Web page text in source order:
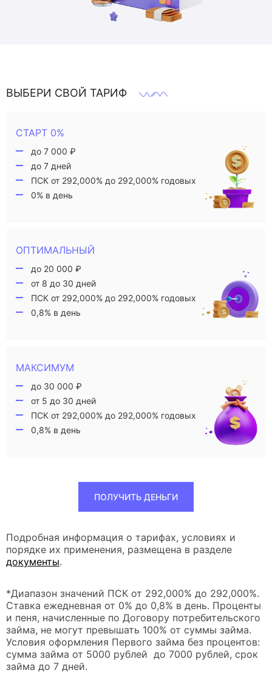
ВЫБЕРИ СВОЙ ТАРИФ
СТАРТ 0%
до 7 000 ₽
до 7 дней
ПСК от 292,000% до 292,000% годовых
0% в день
ОПТИМАЛЬНЫЙ
до 20 000 ₽
от 8 до 30 дней
ПСК от 292,000% до 292,000% годовых
0,8% в день
МАКСИМУМ
до 30 000 ₽
от 5 до 30 дней
ПСК от 292,000% до 292,000% годовых
0,8% в день
ПОЛУЧИТЬ ДЕНЬГИ
Подробная информация о тарифах, условиях и
порядке их применения, размещена в разделе
документы.
*Диапазон значений ПСК от 292,000% до 292,000%.
Ставка ежедневная от 0% до 0,8% в день. Проценты
и пеня, начисленные по Договору потребительского
займа, не могут превышать 100% от суммы займа.
Условия оформления Первого займа без процентов:
сумма займа от 5000 рублей до 7000 рублей, срок
займа до 7 дней.